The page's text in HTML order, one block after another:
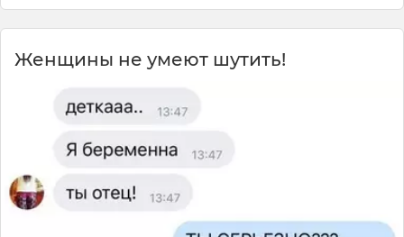
Женщины не умеют шутить!